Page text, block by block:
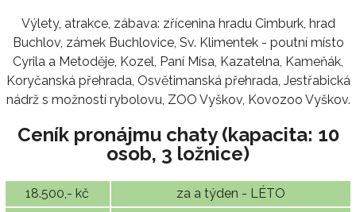
Výlety, atrakce, zábava: zřícenina hradu Cimburk, hrad
Buchlov, zámek Buchlovice, Sv. Klimentek - poutní místo
Cyrila a Metoděje, Kozel, Paní Mísa, Kazatelna, Kameňák,
Koryčanská přehrada, Osvětimanská přehrada, Jestřabická
nádrž s možností rybolovu, ZOO Vyškov, Kovozoo Vyškov.
Ceník pronájmu chaty (kapacita: 10
osob, 3 ložnice)
18.500,- kč
za a týden - LÉTO